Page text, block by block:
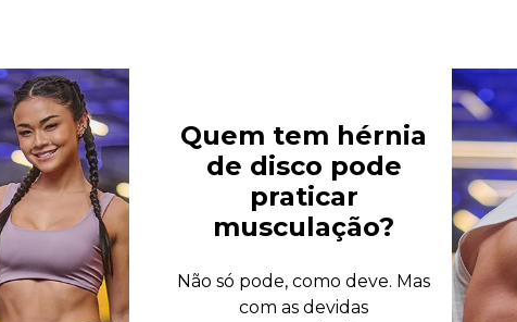
Quem tem hérnia
de disco pode
praticar
musculação?
Não só pode, como deve. Mas
com as devidas